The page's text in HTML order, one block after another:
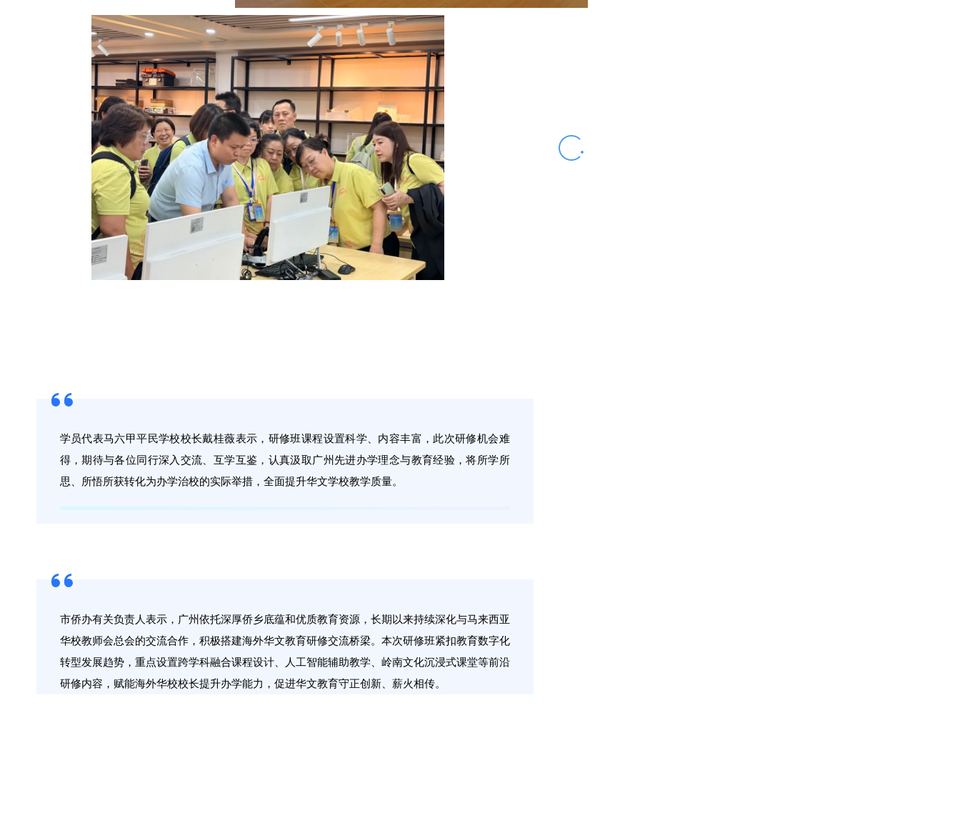
学员代表马六甲平民学校校长戴桂薇表示，研修班课程设置科学、内容丰富，此次研修机会难
得，期待与各位同行深入交流、互学互鉴，认真汲取广州先进办学理念与教育经验，将所学所
思、所悟所获转化为办学治校的实际举措，全面提升华文学校教学质量。
市侨办有关负责人表示，广州依托深厚侨乡底蕴和优质教育资源，长期以来持续深化与马来西亚
华校教师会总会的交流合作，积极搭建海外华文教育研修交流桥梁。本次研修班紧扣教育数字化
转型发展趋势，重点设置跨学科融合课程设计、人工智能辅助教学、岭南文化沉浸式课堂等前沿
研修内容，赋能海外华校校长提升办学能力，促进华文教育守正创新、薪火相传。